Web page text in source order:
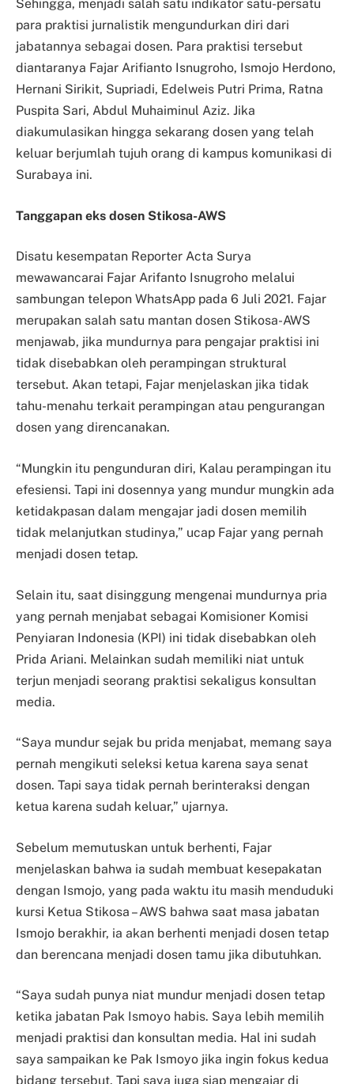
Sehingga, menjadi salah satu indikator satu-persatu
para praktisi jurnalistik mengundurkan diri dari
jabatannya sebagai dosen. Para praktisi tersebut
diantaranya Fajar Arifianto Isnugroho, Ismojo Herdono,
Hernani Sirikit, Supriadi, Edelweis Putri Prima, Ratna
Puspita Sari, Abdul Muhaiminul Aziz. Jika
diakumulasikan hingga sekarang dosen yang telah
keluar berjumlah tujuh orang di kampus komunikasi di
Surabaya ini.
Tanggapan eks dosen Stikosa-AWS
Disatu kesempatan Reporter Acta Surya
mewawancarai Fajar Arifanto Isnugroho melalui
sambungan telepon WhatsApp pada 6 Juli 2021. Fajar
merupakan salah satu mantan dosen Stikosa-AWS
menjawab, jika mundurnya para pengajar praktisi ini
tidak disebabkan oleh perampingan struktural
tersebut. Akan tetapi, Fajar menjelaskan jika tidak
tahu-menahu terkait perampingan atau pengurangan
dosen yang direncanakan.
“Mungkin itu pengunduran diri, Kalau perampingan itu
efesiensi. Tapi ini dosennya yang mundur mungkin ada
ketidakpasan dalam mengajar jadi dosen memilih
tidak melanjutkan studinya,” ucap Fajar yang pernah
menjadi dosen tetap.
Selain itu, saat disinggung mengenai mundurnya pria
yang pernah menjabat sebagai Komisioner Komisi
Penyiaran Indonesia (KPI) ini tidak disebabkan oleh
Prida Ariani. Melainkan sudah memiliki niat untuk
terjun menjadi seorang praktisi sekaligus konsultan
media.
“Saya mundur sejak bu prida menjabat, memang saya
pernah mengikuti seleksi ketua karena saya senat
dosen. Tapi saya tidak pernah berinteraksi dengan
ketua karena sudah keluar,” ujarnya.
Sebelum memutuskan untuk berhenti, Fajar
menjelaskan bahwa ia sudah membuat kesepakatan
dengan Ismojo, yang pada waktu itu masih menduduki
kursi Ketua Stikosa – AWS bahwa saat masa jabatan
Ismojo berakhir, ia akan berhenti menjadi dosen tetap
dan berencana menjadi dosen tamu jika dibutuhkan.
“Saya sudah punya niat mundur menjadi dosen tetap
ketika jabatan Pak Ismoyo habis. Saya lebih memilih
menjadi praktisi dan konsultan media. Hal ini sudah
saya sampaikan ke Pak Ismoyo jika ingin fokus kedua
bidang tersebut. Tapi saya juga siap mengajar di